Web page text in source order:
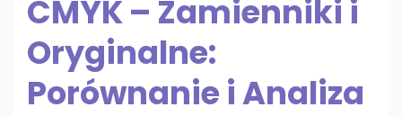
CMYK – Zamienniki i
Oryginalne:
Porównanie i Analiza